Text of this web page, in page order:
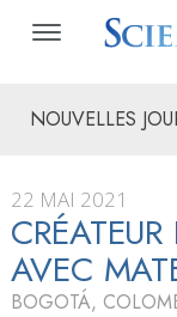
NOUVELLES
22 MAI 2021
AVEC
BOGOTÁ,